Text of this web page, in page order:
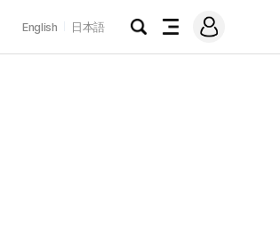
English 日本語
검
전
메
그